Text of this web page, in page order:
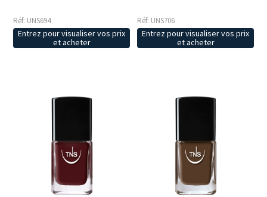
Réf: UNS694
Entrez pour visualiser vos prix
et acheter
Réf: UNS706
Entrez pour visualiser vos prix
et acheter